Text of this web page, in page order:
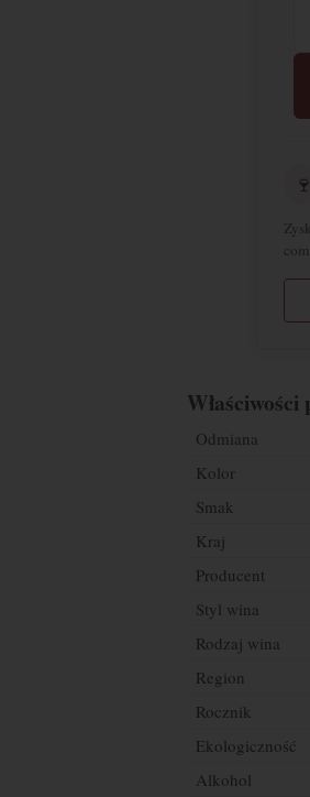
🍷
Odmiana
Kolor
Smak
Kraj
Producent
Styl wina
Rodzaj wina
Region
Rocznik
Ekologiczność
Alkohol